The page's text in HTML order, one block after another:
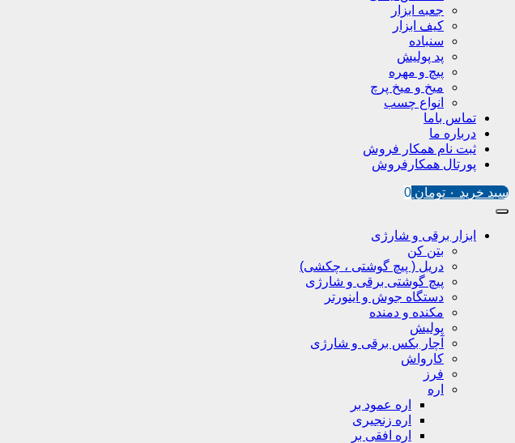
جعبه ابزار
کیف ابزار
سنباده
پد پولیش
پیچ و مهره
میخ و میخ پرچ
انواع چسب
تماس باما
درباره ما
ثبت نام همکار فروش
پورتال همکارفروش
سبد خرید ۰ تومان 0
ابزار برقی و شارژی
بتن کن
دریل ( پیچ گوشتی ، چکشی)
پیچ گوشتی برقی و شارژی
دستگاه جوش و اینورتر
مکنده و دمنده
پولیش
آچار بکس برقی و شارژی
کارواش
فرز
اره
اره عمود بر
اره زنجیری
اره افقی بر